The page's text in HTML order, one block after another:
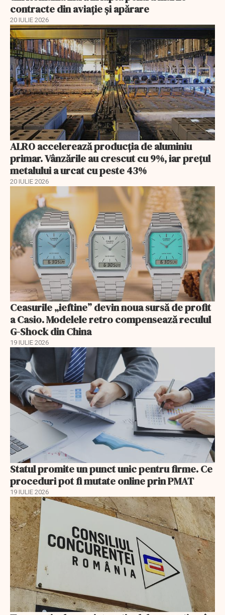
contracte din aviație și apărare
20 IULIE 2026
ALRO accelerează producția de aluminiu
primar. Vânzările au crescut cu 9%, iar prețul
metalului a urcat cu peste 43%
20 IULIE 2026
Ceasurile „ieftine” devin noua sursă de profit
a Casio. Modelele retro compensează reculul
G-Shock din China
19 IULIE 2026
Statul promite un punct unic pentru firme. Ce
proceduri pot fi mutate online prin PMAT
19 IULIE 2026